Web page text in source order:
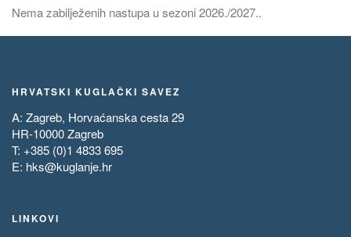
Nema zabilježenih nastupa u sezoni 2026./2027..
HRVATSKI KUGLAČKI SAVEZ
A: Zagreb, Horvaćanska cesta 29
HR-10000 Zagreb
T: +385 (0)1 4833 695
E: hks@kuglanje.hr
LINKOVI